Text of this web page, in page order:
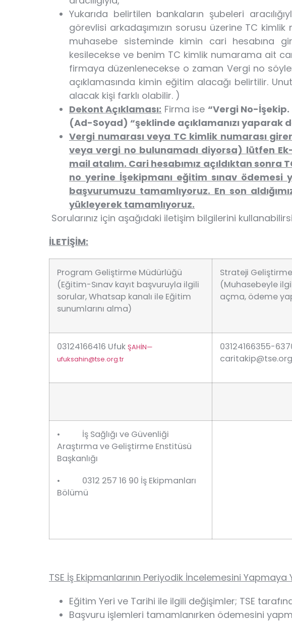
Yukarıda belirtilen bankaların şubeleri
görevlisi arkadaşımızın sorusu üzerine TC
muhasebe sisteminde kimin cari hesabına
kesilecekse ve benim TC kimlik numarama ait
firmaya düzenlenecekse o zaman Vergi no
açıklamasında kimin eğitim alacağı belirtilir.
alacak kişi farklı olabilir. )
Dekont Açıklaması: Firma ise “Vergi No-
(Ad-Soyad) “şeklinde açıklamanızı yaparak
Vergi numarası veya TC kimlik numarası
veya vergi no bulunamadı diyorsa) lütfen Ek-
mail atalım. Cari hesabımız açıldıktan sonra
no yerine İşekipmanı eğitim sınav
başvurumuzu tamamlıyoruz. En son
yükleyerek tamamlıyoruz.
Sorularınız için aşağıdaki iletişim bilgilerini
İLETİŞİM:
Program Geliştirme Müdürlüğü
(Eğitim-Sınav kayıt başvuruyla ilgili
sorular, Whatsap kanalı ile Eğitim
sunumlarını alma)
Strateji Geliştirme
(Muhasebeyle
açma, ödeme
03124166416 Ufuk ŞAHİN—
ufuksahin@tse.org.tr
03124166355-
• İş Sağlığı ve Güvenliği
Araştırma ve Geliştirme Enstitüsü
Başkanlığı
• 0312 257 16 90 İş Ekipmanları
Bölümü
TSE İş Ekipmanlarının Periyodik İncelemesini
Eğitim Yeri ve Tarihi ile ilgili değişimler; TSE
Başvuru işlemleri tamamlanırken ödemesini